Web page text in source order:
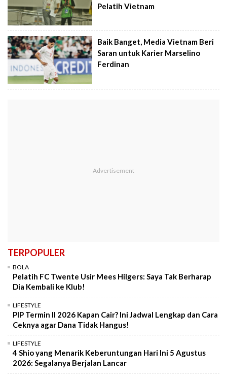
Pelatih Vietnam
Baik Banget, Media Vietnam Beri
Saran untuk Karier Marselino
Ferdinan
TERPOPULER
BOLA
Pelatih FC Twente Usir Mees Hilgers: Saya Tak Berharap
Dia Kembali ke Klub!
LIFESTYLE
PIP Termin II 2026 Kapan Cair? Ini Jadwal Lengkap dan Cara
Ceknya agar Dana Tidak Hangus!
LIFESTYLE
4 Shio yang Menarik Keberuntungan Hari Ini 5 Agustus
2026: Segalanya Berjalan Lancar